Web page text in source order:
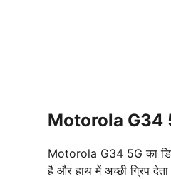
Motorola G34
Motorola G34 5G का
है और हाथ में अच्छी ग्रिप